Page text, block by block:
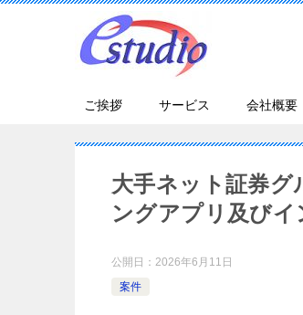
ご挨拶 サービス 会社概要
大手ネット証券
ングアプリ及び
公開日： 2026年6月11日
案件